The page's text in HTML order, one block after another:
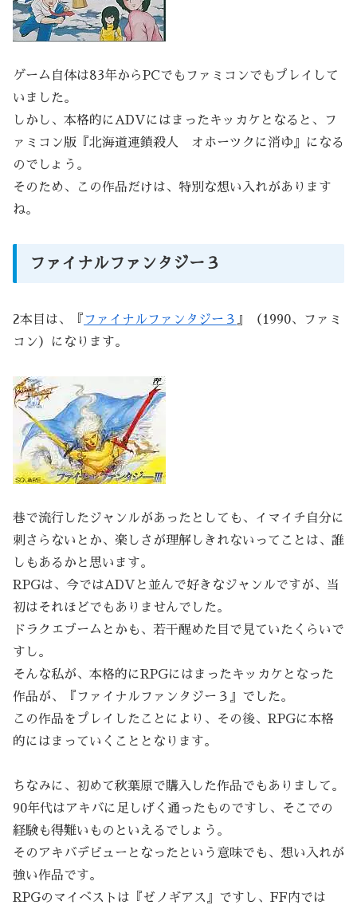
ゲーム自体は83年からPCでもファミコンでもプレイして
いました。
しかし、本格的にADVにはまったキッカケとなると、フ
ァミコン版『北海道連鎖殺人 オホーツクに消ゆ』になる
のでしょう。
そのため、この作品だけは、特別な想い入れがあります
ね。
ファイナルファンタジー３
2本目は、『 ファイナルファンタジー３ 』（1990、ファミ
コン）になります。
巷で流行したジャンルがあったとしても、イマイチ自分に
刺さらないとか、楽しさが理解しきれないってことは、誰
しもあるかと思います。
RPGは、今ではADVと並んで好きなジャンルですが、当
初はそれほどでもありませんでした。
ドラクエブームとかも、若干醒めた目で見ていたくらいで
すし。
そんな私が、本格的にRPGにはまったキッカケとなった
作品が、『ファイナルファンタジー３』でした。
この作品をプレイしたことにより、その後、RPGに本格
的にはまっていくこととなります。
ちなみに、初めて秋葉原で購入した作品でもありまして。
90年代はアキバに足しげく通ったものですし、そこでの
経験も得難いものといえるでしょう。
そのアキバデビューとなったという意味でも、想い入れが
強い作品です。
RPGのマイベストは『ゼノギアス』ですし、FF内では